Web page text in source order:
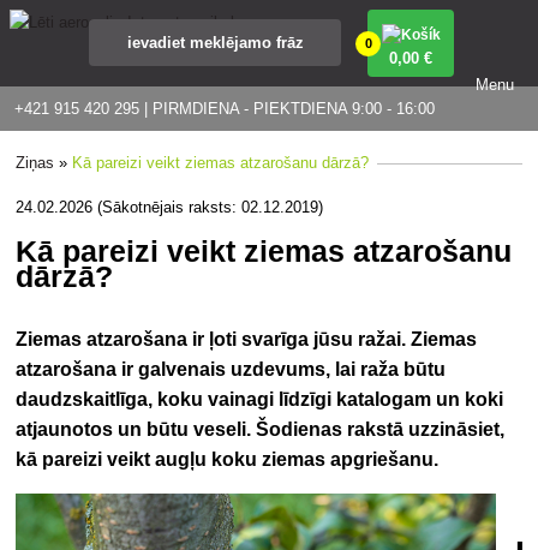
+421 915 420 295 | PIRMDIENA - PIEKTDIENA 9:00 - 16:00
0
0,00 €
Menu
Ziņas » Kā pareizi veikt ziemas atzarošanu dārzā?
24.02.2026 (Sākotnējais raksts: 02.12.2019)
Kā pareizi veikt ziemas atzarošanu
dārzā?
Ziemas atzarošana ir ļoti svarīga jūsu ražai. Ziemas
atzarošana ir galvenais uzdevums, lai raža būtu
daudzskaitlīga, koku vainagi līdzīgi katalogam un koki
atjaunotos un būtu veseli. Šodienas rakstā uzzināsiet,
kā pareizi veikt augļu koku ziemas apgriešanu.